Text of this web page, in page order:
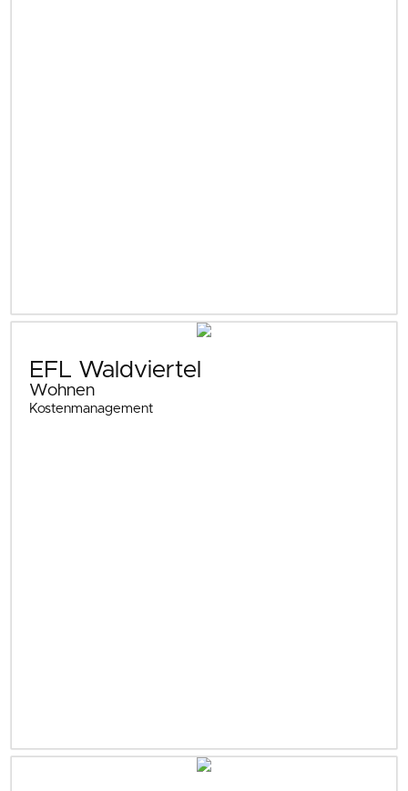
EFL Waldviertel
Wohnen
Kostenmanagement